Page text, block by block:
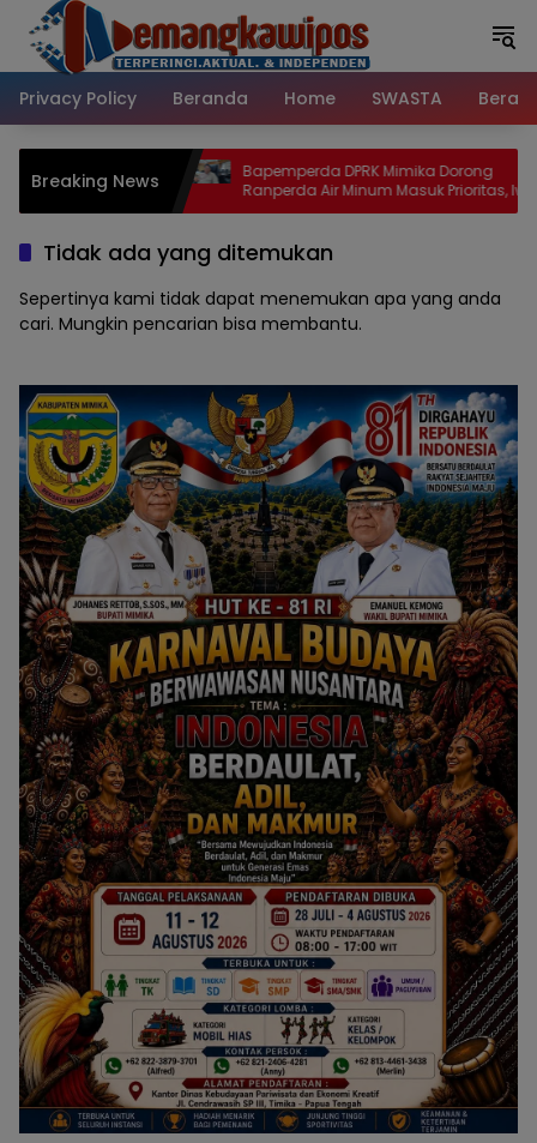
Langsung
konten
Privacy Policy
Beranda Home SWASTA
Breaking News
Mimika Dorong
Masuk Prioritas, Iwan
Tata Kelola Air Bersih
Jelang HUT ke-50 Mapurjaya,
DPRK Mimika Rampeani Rachma
Minimnya Persiapan: Jangan
Bersejarah
Tidak ada yang ditemukan
Sepertinya kami tidak dapat menemukan apa yang anda
cari. Mungkin pencarian bisa membantu.